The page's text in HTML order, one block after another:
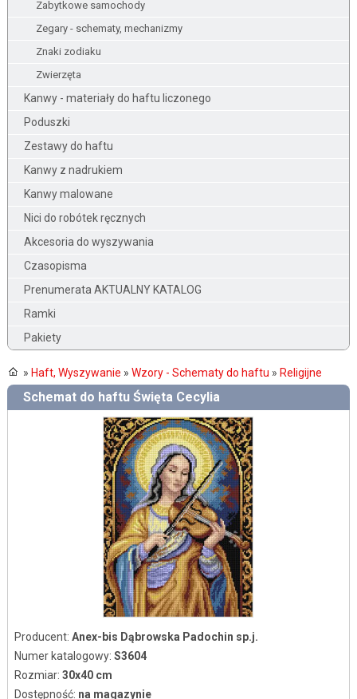
Zabytkowe samochody
Zegary - schematy, mechanizmy
Znaki zodiaku
Zwierzęta
Kanwy - materiały do haftu liczonego
Poduszki
Zestawy do haftu
Kanwy z nadrukiem
Kanwy malowane
Nici do robótek ręcznych
Akcesoria do wyszywania
Czasopisma
Prenumerata AKTUALNY KATALOG
Ramki
Pakiety
» Haft, Wyszywanie » Wzory - Schematy do haftu » Religijne
Schemat do haftu Święta Cecylia
Producent: Anex-bis Dąbrowska Padochin sp.j.
Numer katalogowy: S3604
Rozmiar: 30x40 cm
Dostępność: na magazynie